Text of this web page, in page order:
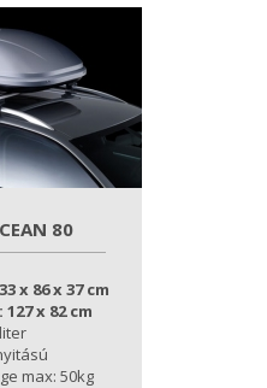
80
x 86 x 37 cm
x 82 cm
max: 50kg